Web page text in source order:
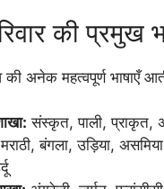
की प्रमुख
की अनेक महत्वपूर्ण भाषाएँ
संस्कृत, पाली, प्राकृत,
बंगला, उड़िया,